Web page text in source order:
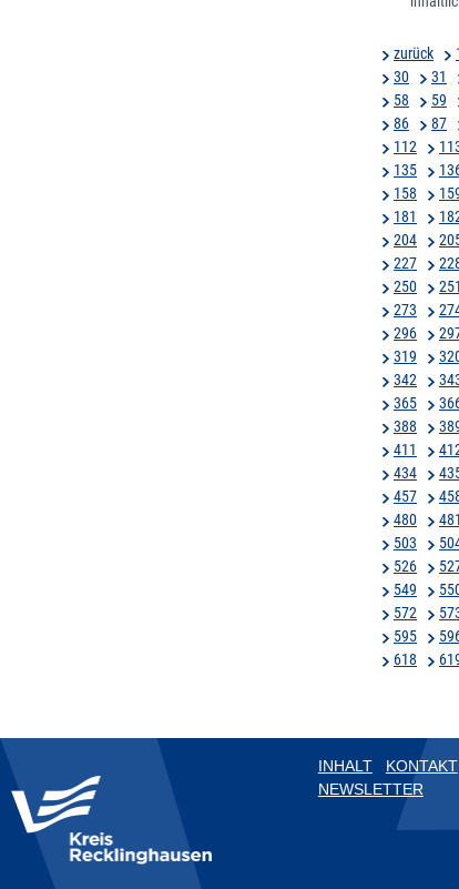
zurück
30
31
58
59
86
87
112
135
158
181
204
227
250
251
273
296
319
342
365
388
411
434
457
480
481
503
526
549
572
595
618
INHALT KONTAKT
NEWSLETTER